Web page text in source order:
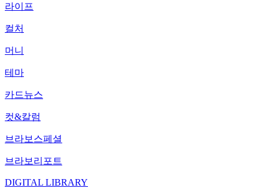
라이프
컬처
머니
테마
카드뉴스
컷&칼럼
브라보스페셜
브라보리포트
DIGITAL LIBRARY